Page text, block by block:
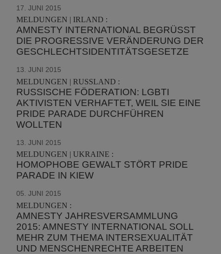
17. JUNI 2015
MELDUNGEN | IRLAND :
AMNESTY INTERNATIONAL BEGRÜSST D
IE PROGRESSIVE VERÄNDERUNG DER G
ESCHLECHTSIDENTITÄTSGESETZE
13. JUNI 2015
MELDUNGEN | RUSSLAND :
RUSSISCHE FÖDERATION: LGBTI
AKTIVISTEN VERHAFTET, WEIL SIE EINE
PRIDE PARADE DURCHFÜHREN
WOLLTEN
13. JUNI 2015
MELDUNGEN | UKRAINE :
HOMOPHOBE GEWALT STÖRT PRIDE
PARADE IN KIEW
05. JUNI 2015
MELDUNGEN :
AMNESTY JAHRESVERSAMMLUNG
2015: AMNESTY INTERNATIONAL SOLL
MEHR ZUM THEMA INTERSEXUALITÄT
UND MENSCHENRECHTE ARBEITEN